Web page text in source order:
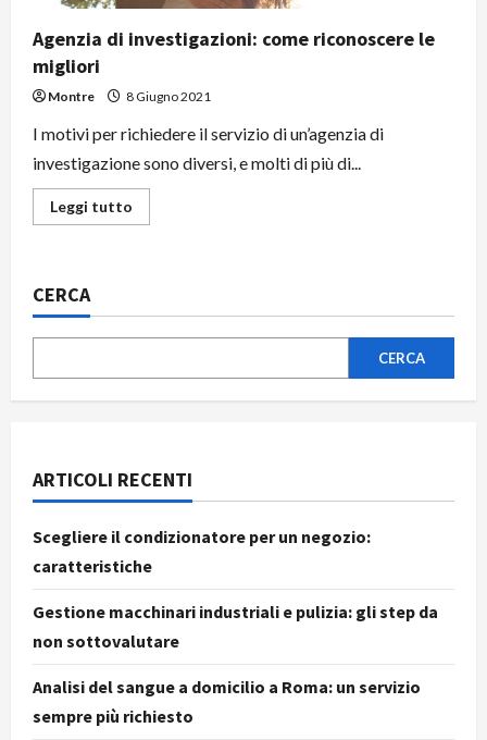
Agenzia di investigazioni: come riconoscere le
migliori
Montre 8 Giugno 2021
I motivi per richiedere il servizio di un’agenzia di
investigazione sono diversi, e molti di più di...
Leggi tutto
di
come
le
CERCA
CERCA
ARTICOLI RECENTI
Scegliere il condizionatore per un negozio:
caratteristiche
Gestione macchinari industriali e pulizia: gli step da
non sottovalutare
Analisi del sangue a domicilio a Roma: un servizio
sempre più richiesto